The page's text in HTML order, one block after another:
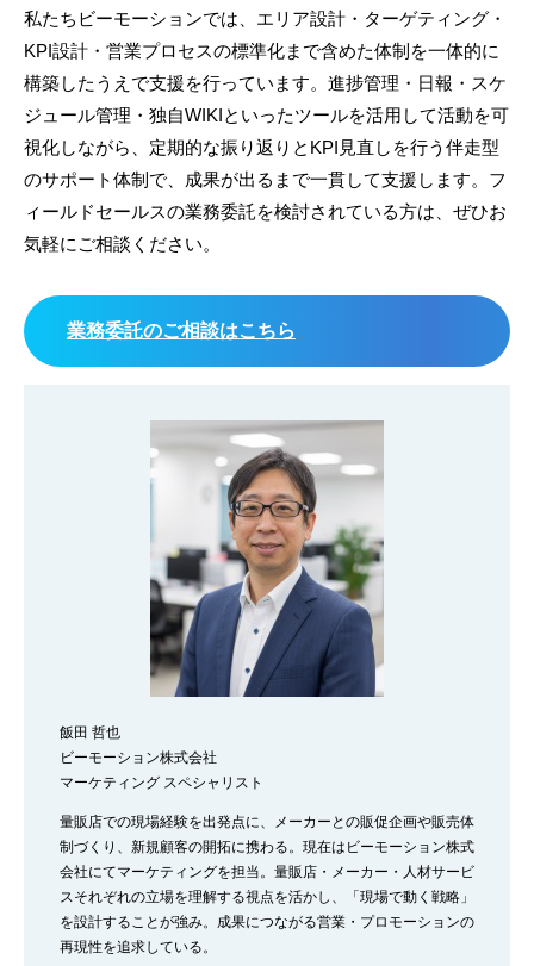
私たちビーモーションでは、エリア設計・ターゲティング・
KPI設計・営業プロセスの標準化まで含めた体制を一体的に
構築したうえで支援を行っています。進捗管理・日報・スケ
ジュール管理・独自WIKIといったツールを活用して活動を可
視化しながら、定期的な振り返りとKPI見直しを行う伴走型
のサポート体制で、成果が出るまで一貫して支援します。フ
ィールドセールスの業務委託を検討されている方は、ぜひお
気軽にご相談ください。
業務委託のご相談はこちら
飯田 哲也
ビーモーション株式会社
マーケティング スペシャリスト
量販店での現場経験を出発点に、メーカーとの販促企画や販売体
制づくり、新規顧客の開拓に携わる。現在はビーモーション株式
会社にてマーケティングを担当。量販店・メーカー・人材サービ
スそれぞれの立場を理解する視点を活かし、「現場で動く戦略」
を設計することが強み。成果につながる営業・プロモーションの
再現性を追求している。